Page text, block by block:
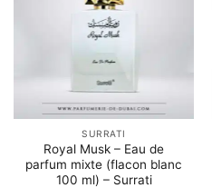
SURRATI
Royal Musk – Eau de
parfum mixte (flacon blanc
100 ml) – Surrati